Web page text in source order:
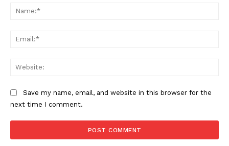
Save my name, email, and website in this browser for the
next time I comment.